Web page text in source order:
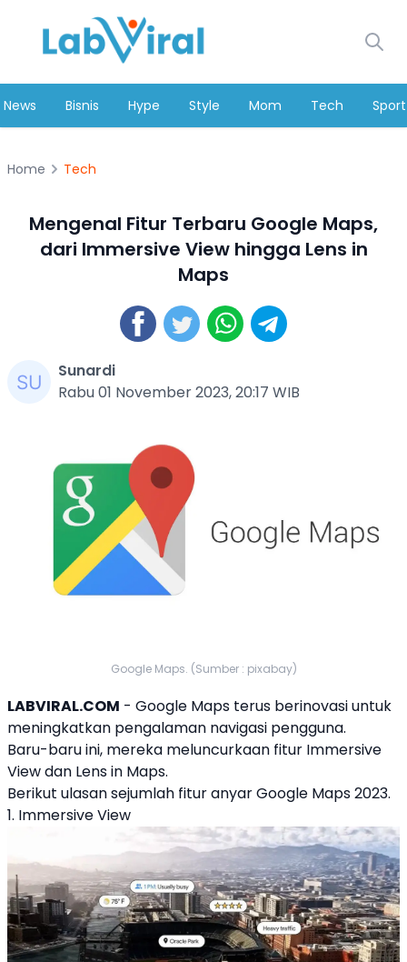
News Bisnis Hype Style Mom Tech Sport
Home Tech
Mengenal Fitur Terbaru Google Maps,
dari Immersive View hingga Lens in
Maps
Sunardi
Rabu 01 November 2023, 20:17 WIB
Google Maps. (Sumber : pixabay)
LABVIRAL.COM - Google Maps terus berinovasi untuk
meningkatkan pengalaman navigasi pengguna.
Baru-baru ini, mereka meluncurkaan fitur Immersive
View dan Lens in Maps.
Berikut ulasan sejumlah fitur anyarGoogle Maps2023.
1. Immersive View